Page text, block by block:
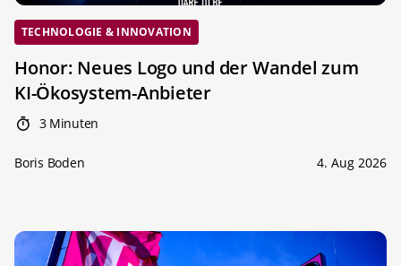
TECHNOLOGIE & INNOVATION
Honor: Neues Logo und der Wandel zum
KI-Ökosystem-Anbieter
3 Minuten
Boris Boden 4. Aug 2026